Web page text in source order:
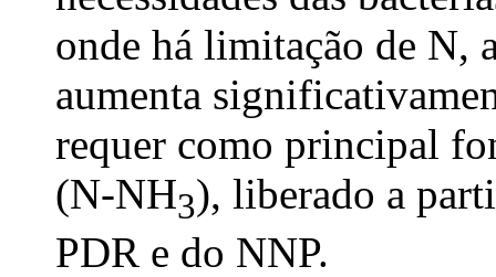
onde há limitação de N,
aumenta
requer como principal
(N-NH3), liberado a
PDR e do NNP.